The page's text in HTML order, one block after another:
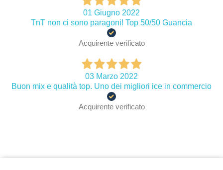
01 Giugno 2022
TnT non ci sono paragoni! Top 50/50 Guancia
Acquirente verificato
03 Marzo 2022
Buon mix e qualità top. Uno dei migliori ice in commercio
Acquirente verificato